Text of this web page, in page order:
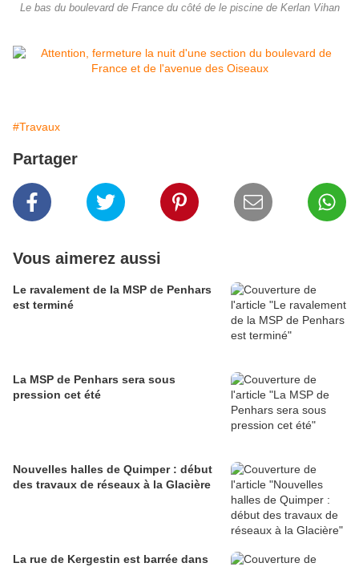
Le bas du boulevard de France du côté de le piscine de Kerlan Vihan
#Travaux
Partager
Vous aimerez aussi
Le ravalement de la MSP de Penhars
est terminé
La MSP de Penhars sera sous
pression cet été
Nouvelles halles de Quimper : début
des travaux de réseaux à la Glacière
La rue de Kergestin est barrée dans